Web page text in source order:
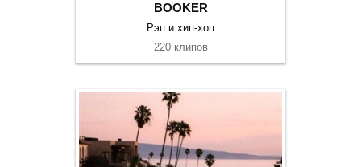
BOOKER
Рэп и хип-хоп
220 клипов